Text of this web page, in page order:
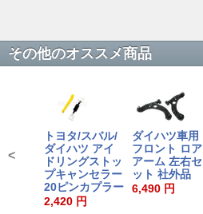
その他のオススメ商品
トヨタ/スバル/
ダイハツ アイ
ドリングストッ
プキャンセラー
20ピンカプラー
2,420 円
ダイハツ車用
フロント ロア
アーム 左右セ
ット 社外品
6,490 円
<